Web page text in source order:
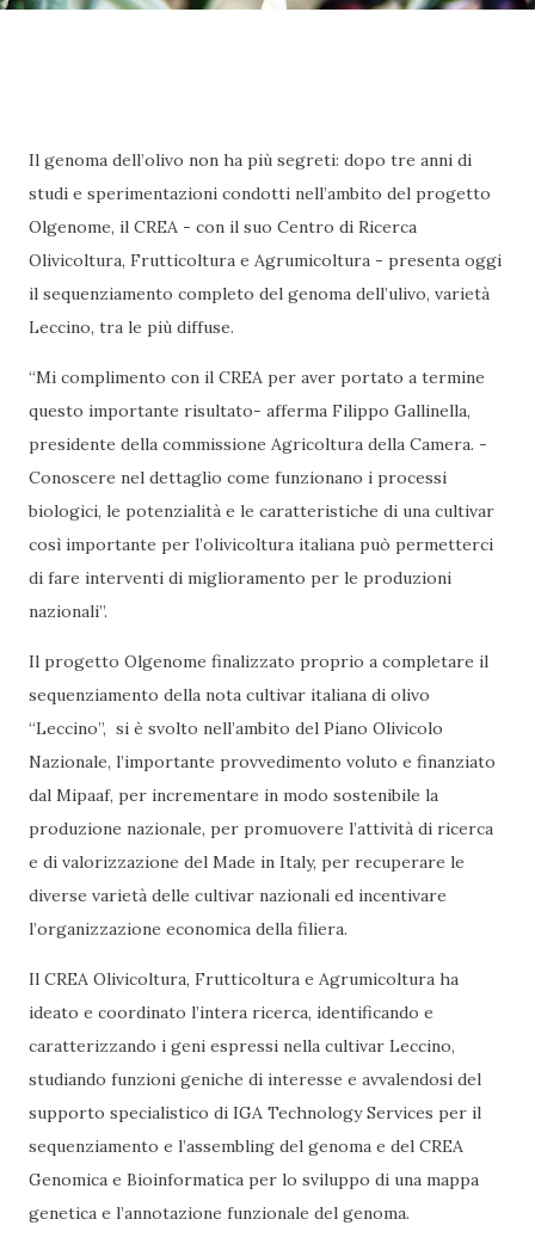
Il genoma dell’olivo non ha più segreti: dopo tre anni di
studi e sperimentazioni condotti nell’ambito del progetto
Olgenome, il CREA - con il suo Centro di Ricerca
Olivicoltura, Frutticoltura e Agrumicoltura - presenta oggi
il sequenziamento completo del genoma dell’ulivo, varietà
Leccino, tra le più diffuse.
“Mi complimento con il CREA per aver portato a termine
questo importante risultato- afferma Filippo Gallinella,
presidente della commissione Agricoltura della Camera. -
Conoscere nel dettaglio come funzionano i processi
biologici, le potenzialità e le caratteristiche di una cultivar
così importante per l’olivicoltura italiana può permetterci
di fare interventi di miglioramento per le produzioni
nazionali”.
Il progetto Olgenome finalizzato proprio a completare il
sequenziamento della nota cultivar italiana di olivo
“Leccino”, si è svolto nell’ambito del Piano Olivicolo
Nazionale, l’importante provvedimento voluto e finanziato
dal Mipaaf, per incrementare in modo sostenibile la
produzione nazionale, per promuovere l’attività di ricerca
e di valorizzazione del Made in Italy, per recuperare le
diverse varietà delle cultivar nazionali ed incentivare
l’organizzazione economica della filiera.
Il CREA Olivicoltura, Frutticoltura e Agrumicoltura ha
ideato e coordinato l’intera ricerca, identificando e
caratterizzando i geni espressi nella cultivar Leccino,
studiando funzioni geniche di interesse e avvalendosi del
supporto specialistico di IGA Technology Services per il
sequenziamento e l’assembling del genoma e del CREA
Genomica e Bioinformatica per lo sviluppo di una mappa
genetica e l’annotazione funzionale del genoma.